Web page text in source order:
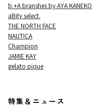
b.+A branshes by AYA KANEKO
aBity select.
THE NORTH FACE
NAUTICA
Champion
JAMIE KAY
gelato pique
特集＆ニュース